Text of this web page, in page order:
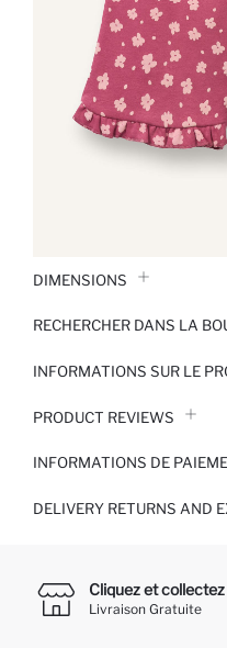
DIMENSIONS
RECHERCHER DANS LA
INFORMATIONS SUR LE
PRODUCT REVIEWS
INFORMATIONS DE
DELIVERY RETURNS AND
Cliquez et
Livraison Gratuite